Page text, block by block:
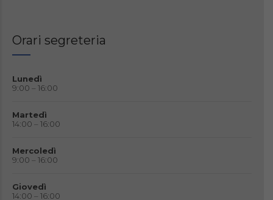
Orari segreteria
Lunedì
9:00 – 16:00
Martedì
14:00 – 16:00
Mercoledì
9:00 – 16:00
Giovedì
14:00 – 16:00